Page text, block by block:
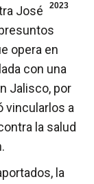
2023
José
presuntos
opera en
con una
Jalisco, por
vincularlos a
la salud
la